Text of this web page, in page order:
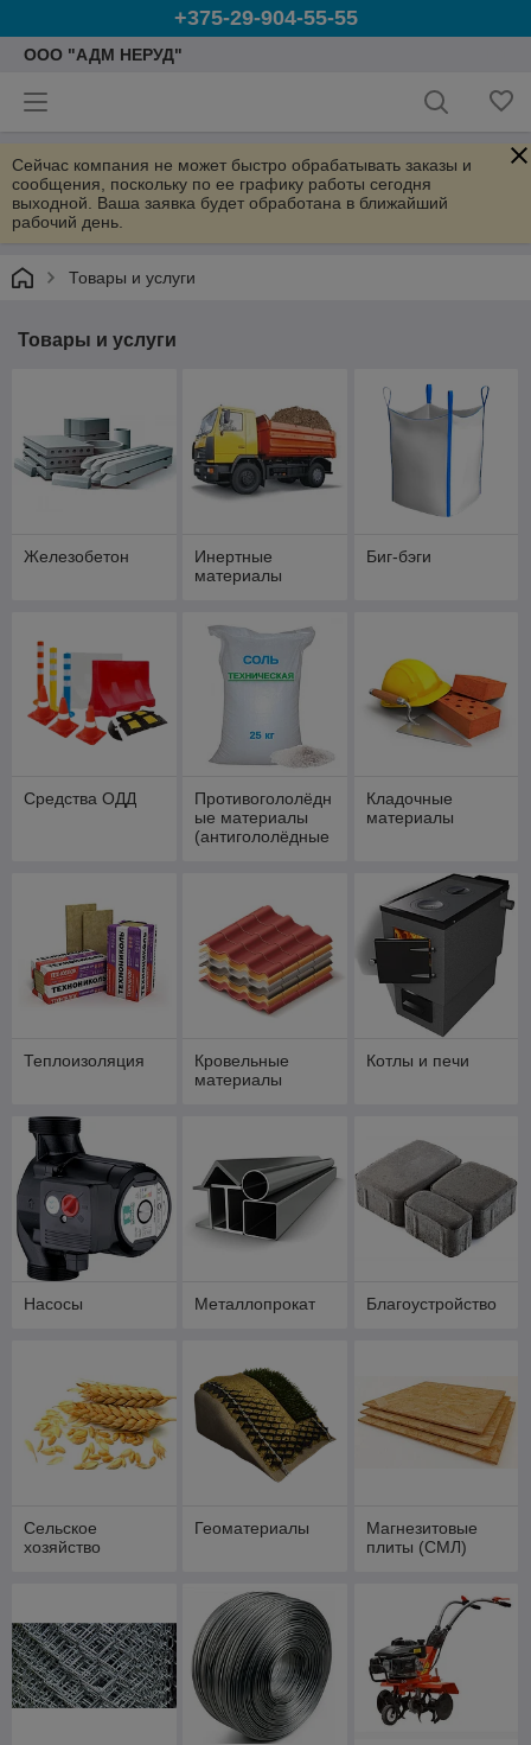
+375-29-904-55-55
ООО "АДМ НЕРУД"
Сейчас компания не может быстро обрабатывать заказы и
сообщения, поскольку по ее графику работы сегодня
выходной. Ваша заявка будет обработана в ближайший
рабочий день.
Товары и услуги
Товары и услуги
Железобетон
Инертные
материалы
Биг-бэги
Средства ОДД
Противогололёдн
ые материалы
(антигололёдные
Кладочные
материалы
Теплоизоляция
Кровельные
материалы
Котлы и печи
Насосы Металлопрокат Благоустройство
Сельское
хозяйство
Геоматериалы
Магнезитовые
плиты (СМЛ)